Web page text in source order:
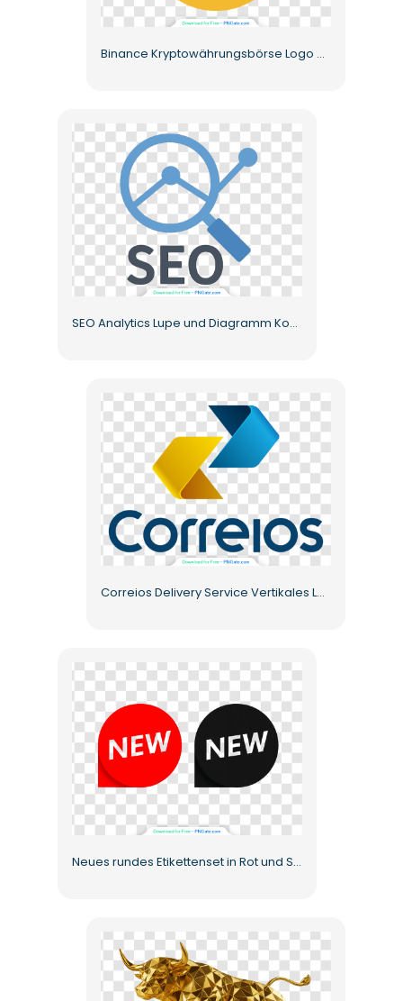
Binance Kryptowährungsbörse Logo Kostenloses PNG
SEO Analytics Lupe und Diagramm Kostenloses PNG
Correios Delivery Service Vertikales Logo Kostenloses PNG
Neues rundes Etikettenset in Rot und Schwarz Kostenloses PNG